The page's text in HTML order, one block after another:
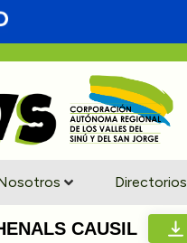
Directorios
CAUSIL